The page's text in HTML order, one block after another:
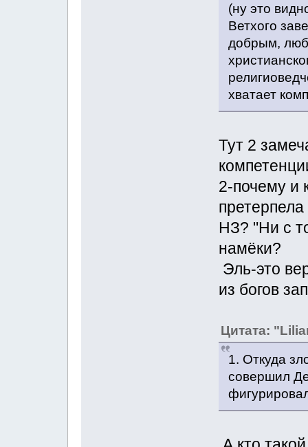
(ну это
Ветхого
добрым,
хватает
Тут 2
2-почему и
НЗ? "Ни с
намёки?
Эль-это
из богов
Цитата:
1. Откуда
совершил